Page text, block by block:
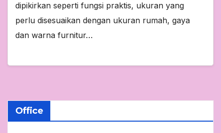
dipikirkan seperti fungsi praktis, ukuran yang
perlu disesuaikan dengan ukuran rumah, gaya
dan warna furnitur…
Office